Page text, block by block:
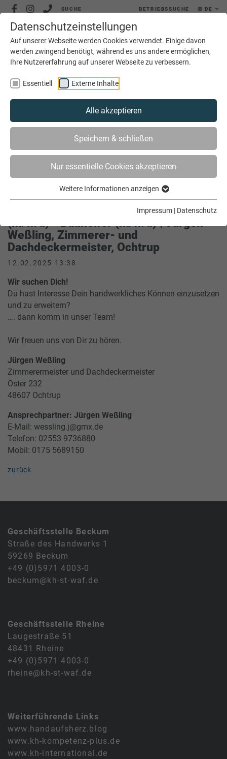
Datenschutzeinstellungen
Auf unserer Webseite werden Cookies verwendet. Einige davon
werden zwingend benötigt, während es uns andere ermöglichen,
Ihre Nutzererfahrung auf unserer Webseite zu verbessern.
Essentiell Externe Inhalte
Alle akzeptieren
Speichern & schließen
Nur essentielle Cookies akzeptieren
Weitere Informationen anzeigen
Impressum | Datenschutz
SUCHE BETRIEBSSUCHE DE
MENÜ
SERVICE JOBS
JOBBÖRSE
ZIMMERER (M/W/D) - DACHDECKER (M/W/D) -
BAUHELFER (M/W/D) | JÜRGEN WESSLING, ZIMMERER- UND D
Zimmerer (m/w/d) - Dachdecker
(m/w/d) - Bauhelfer (m/w/d) | Jürgen
Weßling, Zimmerer- und
Dachdeckermeister, Ochtrup
12.02.2025 13:38
Wir suchen Dich!
Du hast Interesse Dein handwerkliches Können einzusetzen
und zu erweitern?
…. dann komm in unser Team!
Wir freuen uns von Dir zu hören.
Jürgen Weßling
Zimmerermeister und Dachdeckermeister
Oster 232
48607 Ochtrup
Ansprechpartner: Jürgen Weßling
E-Mail: wessling.j@gmx.de
Telefon: 02553 9736880
Mobil: 0175 5689150
zurück
Geschäftsstelle Beckum
Straße des Handwerks 1
59269 Beckum
+49 (0)5971 4003-0
beckum@kh-st-waf.de
Geschäftsstelle Rheine
Laugestraße 51
48431 Rheine
+49 (0)5971 4003-0
rheine@kh-st-waf.de
Weiterführende Links
www.handaufsherz.blog
www.kh-kompetenz-plus.de
www.kh-international.de